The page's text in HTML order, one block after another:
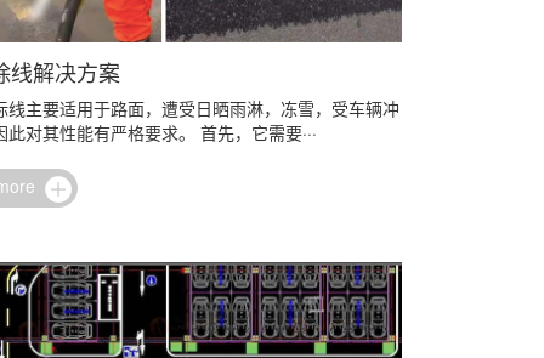
线解决方案
线主要适用于路面，遭受日晒雨淋，冻雪，受车辆冲
对其性能有严格要求。 首先，它需要···